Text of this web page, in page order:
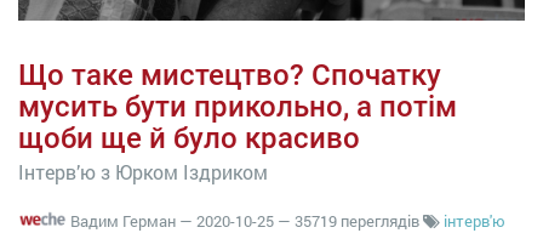
Що таке мистецтво? Спочатку
мусить бути прикольно, а потім
щоби ще й було красиво
Інтерв’ю з Юрком Іздриком
Вадим Герман — 2020-10-25 — 35719 переглядів інтерв'ю